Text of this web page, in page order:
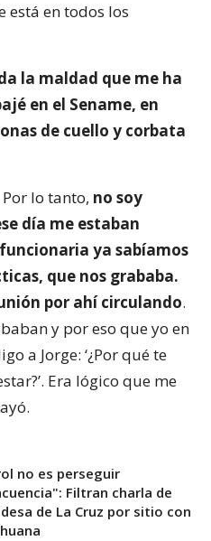
está en todos los
la maldad que me ha
en el Sename, en
de cuello y corbata
Por lo tanto, no soy
día me estaban
ya sabíamos
que nos grababa.
por ahí circulando.
y por eso que yo en
a Jorge: ‘¿Por qué te
Era lógico que me
no es perseguir
Filtran charla de
de La Cruz por sitio con